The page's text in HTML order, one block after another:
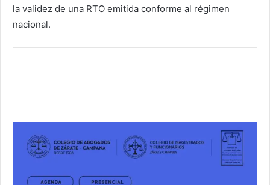
la validez de una RTO emitida conforme al régimen
nacional.